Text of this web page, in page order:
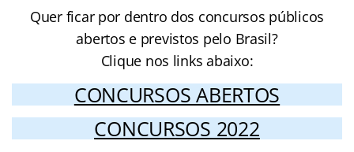
Quer ficar por dentro dos concursos públicos
abertos e previstos pelo Brasil?
Clique nos links abaixo:
CONCURSOS ABERTOS
CONCURSOS 2022